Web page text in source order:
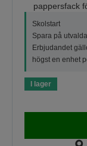
pappersfack
Skolstart
Spara på
Erbjudandet
högst en enhet
I lager